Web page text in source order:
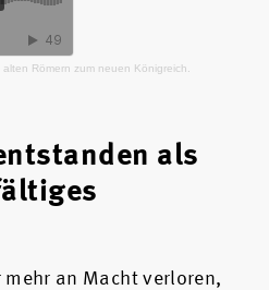
alten Römern zum neuen Königreich.
als
an Macht verloren,